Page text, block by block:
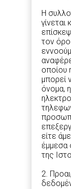
Η
γίνεται
τον
οποίου
μπορεί
όνομα,
είτε
έμμεσα
της
2.